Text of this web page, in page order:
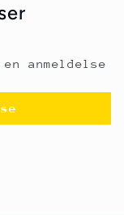
anmeldelse